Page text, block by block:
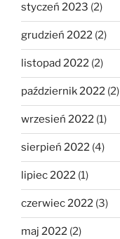
styczeń 2023 (2)
grudzień 2022 (2)
listopad 2022 (2)
październik 2022 (2)
wrzesień 2022 (1)
sierpień 2022 (4)
lipiec 2022 (1)
czerwiec 2022 (3)
maj 2022 (2)